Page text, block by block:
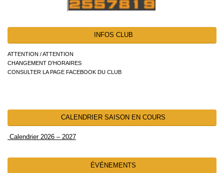
INFOS CLUB
ATTENTION / ATTENTION
CHANGEMENT D’HORAIRES
CONSULTER LA PAGE FACEBOOK DU CLUB
CALENDRIER SAISON EN COURS
Calendrier 2026 – 2027
ÉVÉNEMENTS